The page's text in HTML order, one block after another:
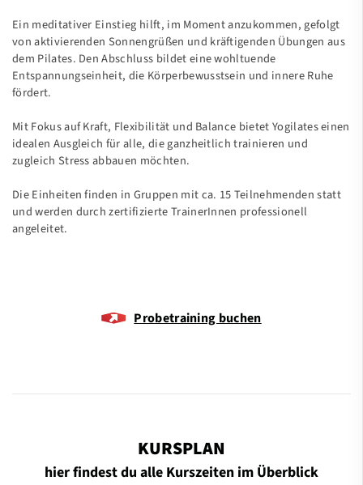
Ein meditativer Einstieg hilft, im Moment anzukommen, gefolgt
von aktivierenden Sonnengrüßen und kräftigenden Übungen aus
dem Pilates. Den Abschluss bildet eine wohltuende
Entspannungseinheit, die Körperbewusstsein und innere Ruhe
fördert.
Mit Fokus auf Kraft, Flexibilität und Balance bietet Yogilates einen
idealen Ausgleich für alle, die ganzheitlich trainieren und
zugleich Stress abbauen möchten.
Die Einheiten finden in Gruppen mit ca. 15 Teilnehmenden statt
und werden durch zertifizierte TrainerInnen professionell
angeleitet.
Probetraining buchen
KURSPLAN
hier findest du alle Kurszeiten im Überblick